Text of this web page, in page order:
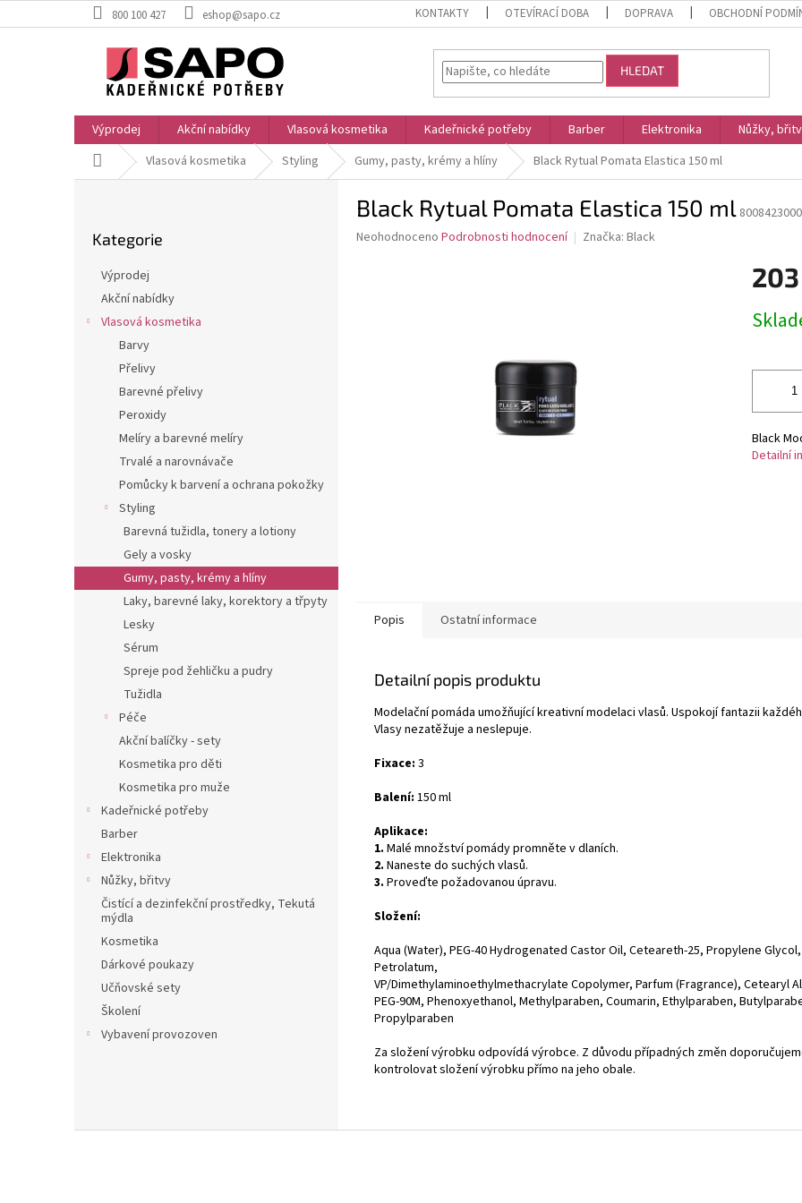
na
800 100 427 eshop@sapo.cz KONTAKTY OTEVÍRACÍ DOBA DOPRAVA OBCHODNÍ
HLEDAT
Výprodej Akční nabídky Vlasová kosmetika Kadeřnické potřeby Barber Elektronika Nůžky,
Domů Vlasová kosmetika Styling Gumy, pasty, krémy a hlíny Black Rytual Pomata Elastica 150 ml
kategorie
Kategorie
Výprodej
Akční nabídky
Vlasová kosmetika
Barvy
Přelivy
Barevné přelivy
Peroxidy
Melíry a barevné melíry
Trvalé a narovnávače
Pomůcky k barvení a ochrana pokožky
Styling
Barevná tužidla, tonery a lotiony
Gely a vosky
Gumy, pasty, krémy a hlíny
Laky, barevné laky, korektory a třpyty
Lesky
Sérum
Spreje pod žehličku a pudry
Tužidla
Péče
Akční balíčky - sety
Kosmetika pro děti
Kosmetika pro muže
Kadeřnické potřeby
Barber
Elektronika
Nůžky, břitvy
Čistící a dezinfekční prostředky, Tekutá
mýdla
Kosmetika
Dárkové poukazy
Učňovské sety
Školení
Vybavení provozoven
Black Rytual Pomata Elastica 150 ml
Průměrné
Neohodnoceno Podrobnosti hodnocení Značka: Black
cena:
Black
Detailní
Popis Ostatní informace
Detailní popis produktu
Modelační pomáda umožňující kreativní modelaci vlasů. Uspokojí fantazii
Vlasy nezatěžuje a neslepuje.
Fixace: 3
Balení: 150 ml
Aplikace:
1. Malé množství pomády promněte v dlaních.
2. Naneste do suchých vlasů.
3. Proveďte požadovanou úpravu.
Složení:
Aqua (Water), PEG-40 Hydrogenated Castor Oil, Ceteareth-25, Propylene Glycol,
Petrolatum,
VP/Dimethylaminoethylmethacrylate Copolymer, Parfum (Fragrance), Cetearyl
PEG-90M, Phenoxyethanol, Methylparaben, Coumarin, Ethylparaben,
Propylparaben
Za složení výrobku odpovídá výrobce. Z důvodu případných změn
kontrolovat složení výrobku přímo na jeho obale.